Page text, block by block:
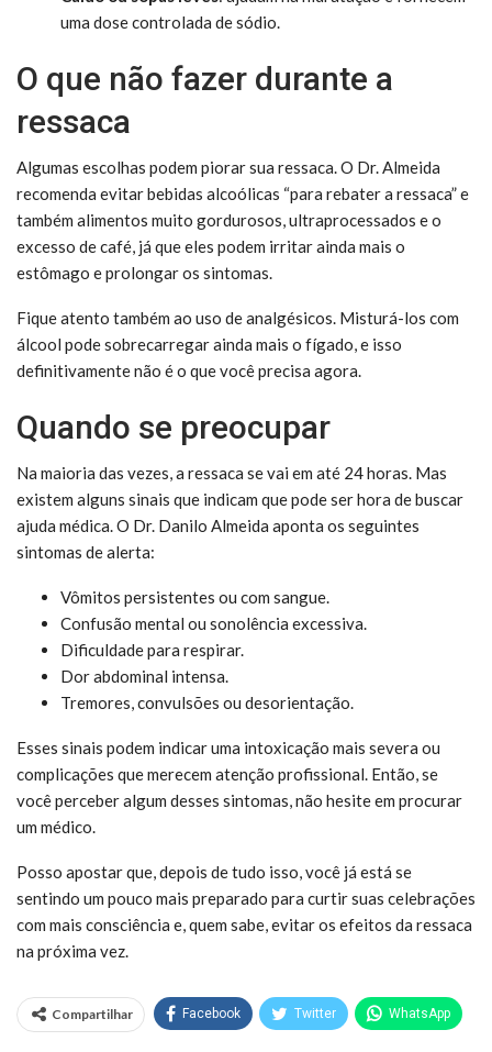
uma dose controlada de sódio.
O que não fazer durante a
ressaca
Algumas escolhas podem piorar sua ressaca. O Dr. Almeida
recomenda evitar bebidas alcoólicas “para rebater a ressaca” e
também alimentos muito gordurosos, ultraprocessados e o
excesso de café, já que eles podem irritar ainda mais o
estômago e prolongar os sintomas.
Fique atento também ao uso de analgésicos. Misturá-los com
álcool pode sobrecarregar ainda mais o fígado, e isso
definitivamente não é o que você precisa agora.
Quando se preocupar
Na maioria das vezes, a ressaca se vai em até 24 horas. Mas
existem alguns sinais que indicam que pode ser hora de buscar
ajuda médica. O Dr. Danilo Almeida aponta os seguintes
sintomas de alerta:
Vômitos persistentes ou com sangue.
Confusão mental ou sonolência excessiva.
Dificuldade para respirar.
Dor abdominal intensa.
Tremores, convulsões ou desorientação.
Esses sinais podem indicar uma intoxicação mais severa ou
complicações que merecem atenção profissional. Então, se
você perceber algum desses sintomas, não hesite em procurar
um médico.
Posso apostar que, depois de tudo isso, você já está se
sentindo um pouco mais preparado para curtir suas celebrações
com mais consciência e, quem sabe, evitar os efeitos da ressaca
na próxima vez.
Compartilhar Facebook Twitter WhatsApp